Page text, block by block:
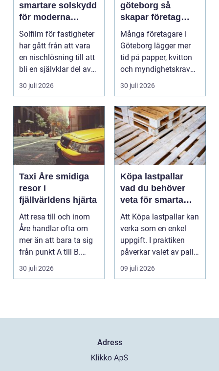
smartare solskydd
för moderna
byggnader
Solfilm för fastigheter
har gått från att vara
en nischlösning till att
bli en självklar del av
mode...
30 juli 2026
göteborg så
skapar företag
bättre kontroll och
mer tid
Många företagare i
Göteborg lägger mer
tid på papper, kvitton
och myndighetskrav
än på kunder och ut...
30 juli 2026
Taxi Åre smidiga
resor i
fjällvärldens hjärta
Att resa till och inom
Åre handlar ofta om
mer än att bara ta sig
från punkt A till B.
Vädret skifta...
30 juli 2026
Köpa lastpallar
vad du behöver
veta för smarta
och hållbara val
Att Köpa lastpallar kan
verka som en enkel
uppgift. I praktiken
påverkar valet av pall
09 juli 2026
Adress